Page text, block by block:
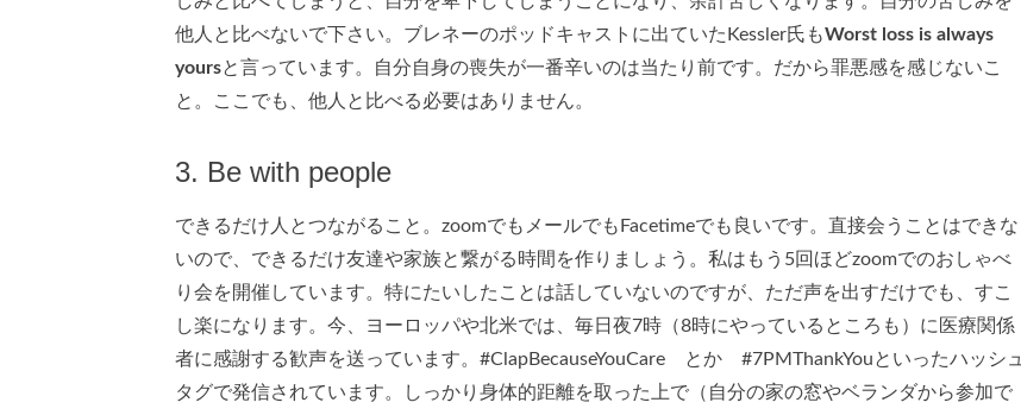
他人と比べないで下さい。ブレネーのポッドキャストに出ていたKessler氏もWorst loss is always
yoursと言っています。自分自身の喪失が一番辛いのは当たり前です。だから罪悪感を感じないこ
と。ここでも、他人と比べる必要はありません。
3. Be with people
できるだけ人とつながること。zoomでもメールでもFacetimeでも良いです。直接会うことはできな
いので、できるだけ友達や家族と繋がる時間を作りましょう。私はもう5回ほどzoomでのおしゃべ
り会を開催しています。特にたいしたことは話していないのですが、ただ声を出すだけでも、すこ
し楽になります。今、ヨーロッパや北米では、毎日夜7時（8時にやっているところも）に医療関係
者に感謝する歓声を送っています。#ClapBecauseYouCare とか #7PMThankYouといったハッシュ
タグで発信されています。しっかり身体的距離を取った上で（自分の家の窓やベランダから参加で